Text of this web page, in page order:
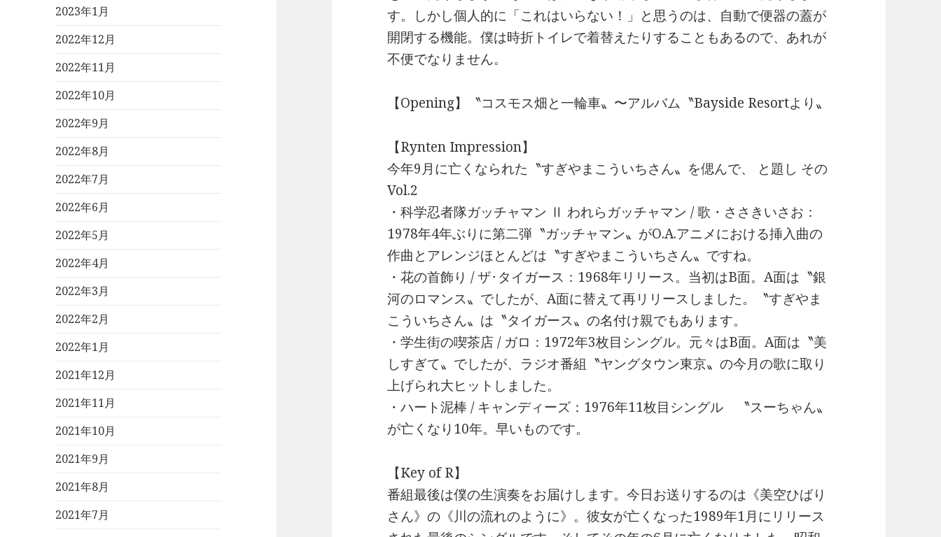
2023年1月
2022年12月
2022年11月
2022年10月
2022年9月
2022年8月
2022年7月
2022年6月
2022年5月
2022年4月
2022年3月
2022年2月
2022年1月
2021年12月
2021年11月
2021年10月
2021年9月
2021年8月
2021年7月
す。しかし個人的に「これはいらない！」と思うのは、自動で便器の蓋が
開閉する機能。僕は時折トイレで着替えたりすることもあるので、あれが
不便でなりません。
【Opening】〝コスモス畑と一輪車〟〜アルバム〝Bayside Resortより〟
【Rynten Impression】
今年9月に亡くなられた〝すぎやまこういちさん〟を偲んで、 と題し その
Vol.2
・科学忍者隊ガッチャマン Ⅱ われらガッチャマン / 歌・ささきいさお：
1978年4年ぶりに第二弾〝ガッチャマン〟がO.A.アニメにおける挿入曲の
作曲とアレンジほとんどは〝すぎやまこういちさん〟ですね。
・花の首飾り / ザ･タイガース：1968年リリース。当初はB面。A面は〝銀
河のロマンス〟でしたが、A面に替えて再リリースしました。〝すぎやま
こういちさん〟は〝タイガース〟の名付け親でもあります。
・学生街の喫茶店 / ガロ：1972年3枚目シングル。元々はB面。A面は〝美
しすぎて〟でしたが、ラジオ番組〝ヤングタウン東京〟の今月の歌に取り
上げられ大ヒットしました。
・ハート泥棒 / キャンディーズ：1976年11枚目シングル 〝スーちゃん〟
が亡くなり10年。早いものです。
【Key of R】
番組最後は僕の生演奏をお届けします。今日お送りするのは《美空ひばり
さん》の《川の流れのように》。彼女が亡くなった1989年1月にリリース